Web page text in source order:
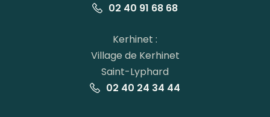
02 40 91 68 68
Kerhinet :
Village de Kerhinet
Saint-Lyphard
02 40 24 34 44